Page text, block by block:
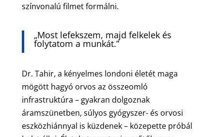
színvonalú filmet formálni.
„Most lefekszem, majd felkelek és
folytatom a munkát.”
Dr. Tahir, a kényelmes londoni életét maga
mögött hagyó orvos az összeomló
infrastruktúra – gyakran dolgoznak
áramszünetben, súlyos gyógyszer- és orvosi
eszközhiánnyal is küzdenek – közepette próbál